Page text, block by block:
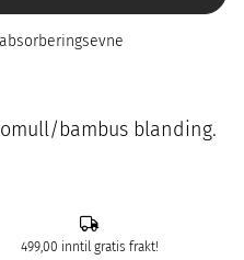
bambus blanding.
499,00 inntil gratis frakt!